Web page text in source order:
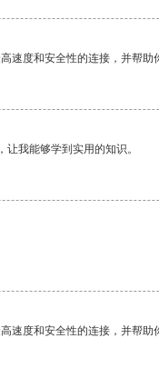
速度和安全性的连接，并帮助
我能够学到实用的知识。
速度和安全性的连接，并帮助